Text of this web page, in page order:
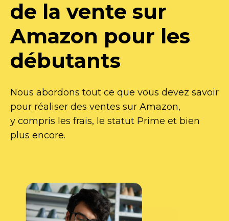
de la vente sur
Amazon pour les
débutants
Nous abordons tout ce que vous devez savoir
pour réaliser des ventes sur Amazon,
y compris les frais, le statut Prime et bien
plus encore.